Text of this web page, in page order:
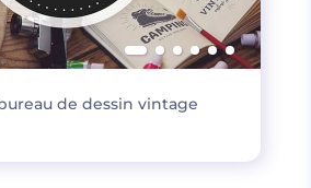
de dessin vintage